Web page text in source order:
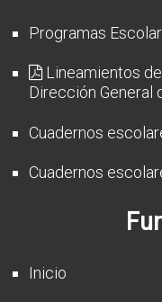
Programas
Lineamientos
Dirección General
Cuadernos
Cuadernos
Inicio